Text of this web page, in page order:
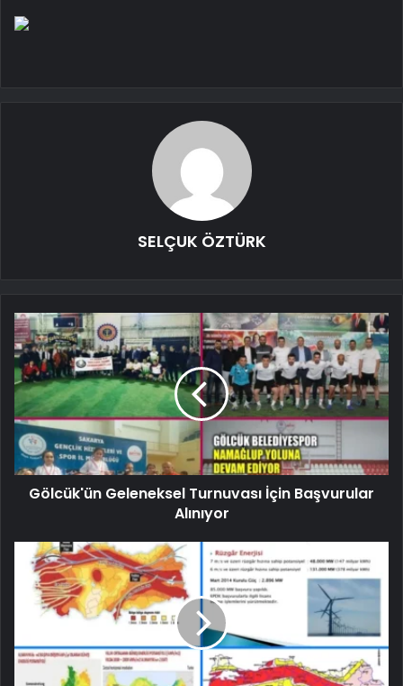
SELÇUK ÖZTÜRK
Gölcük'ün Geleneksel Turnuvası İçin Başvurular
Alınıyor